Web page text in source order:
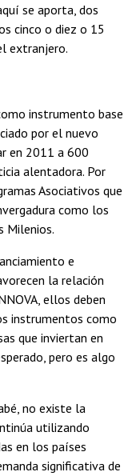
se aporta, dos
cinco o diez o 15
extranjero.
instrumento base
por el nuevo
en 2011 a 600
alentadora. Por
Asociativos que
como los
Milenios.
e
la relación
ellos deben
instrumentos como
que inviertan en
pero es algo
no existe la
utilizando
en los países
significativa de